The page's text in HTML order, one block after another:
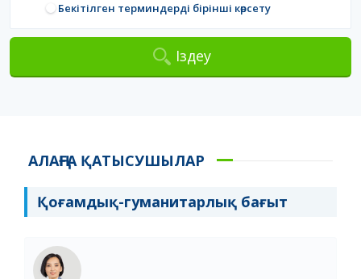
Бекітілген терминдерді бірінші көрсету
Іздеу
АЛАҢҒА ҚАТЫСУШЫЛАР
Қоғамдық-гуманитарлық бағыт